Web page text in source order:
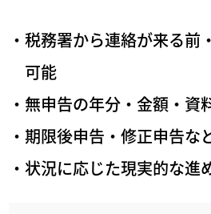
・税務署から連絡が来る前
可能
・無申告の年分・金額・資
・期限後申告・修正申告な
・状況に応じた現実的な進